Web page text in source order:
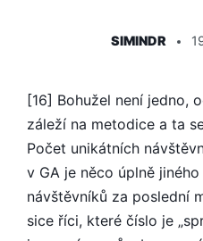
SIMINDR
[16] Bohužel není jedno,
záleží na metodice a ta
Počet unikátních
v GA je něco úplně
návštěvníků za poslední
sice říci, které číslo je